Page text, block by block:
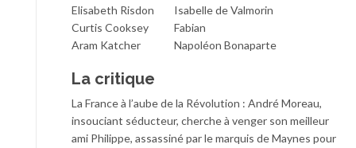
Elisabeth Risdon
Isabelle de Valmorin
Curtis Cooksey
Fabian
Aram Katcher
Napoléon Bonaparte
La critique
La France à l’aube de la Révolution : André Moreau,
insouciant séducteur, cherche à venger son meilleur
ami Philippe, assassiné par le marquis de Maynes pour